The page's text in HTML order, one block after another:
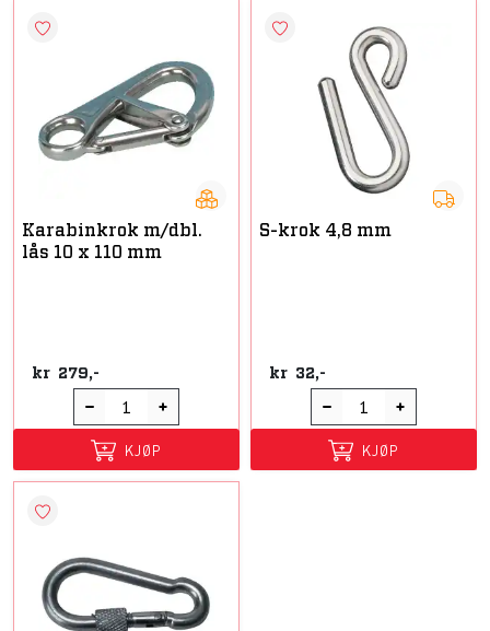
Karabinkrok m/dbl.
lås 10 x 110 mm
kr 279,-
KJØP
S-krok 4,8 mm
kr 32,-
KJØP